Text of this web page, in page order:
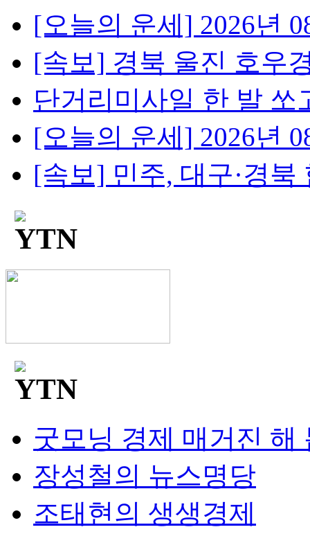
[오늘의 운세] 2026년
[속보] 경북 울진 호우
단거리미사일 한 발 쏘
[오늘의 운세] 2026년
[속보] 민주, 대구·경북
굿모닝 경제 매거진 해
장성철의 뉴스명당
조태현의 생생경제